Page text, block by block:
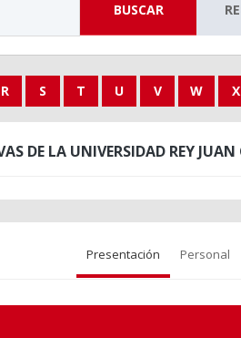
BUSCAR
R S T U V W X
DE LA UNIVERSIDAD REY JUAN
Presentación Personal